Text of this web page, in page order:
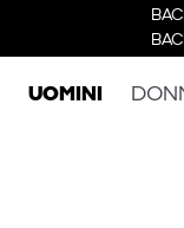
UOMINI